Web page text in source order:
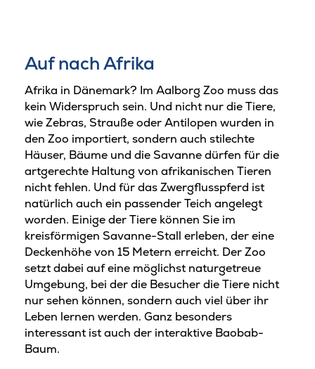
Auf nach Afrika
Afrika in Dänemark? Im Aalborg Zoo muss das
kein Widerspruch sein. Und nicht nur die Tiere,
wie Zebras, Strauße oder Antilopen wurden in
den Zoo importiert, sondern auch stilechte
Häuser, Bäume und die Savanne dürfen für die
artgerechte Haltung von afrikanischen Tieren
nicht fehlen. Und für das Zwergflusspferd ist
natürlich auch ein passender Teich angelegt
worden. Einige der Tiere können Sie im
kreisförmigen Savanne-Stall erleben, der eine
Deckenhöhe von 15 Metern erreicht. Der Zoo
setzt dabei auf eine möglichst naturgetreue
Umgebung, bei der die Besucher die Tiere nicht
nur sehen können, sondern auch viel über ihr
Leben lernen werden. Ganz besonders
interessant ist auch der interaktive Baobab-
Baum.